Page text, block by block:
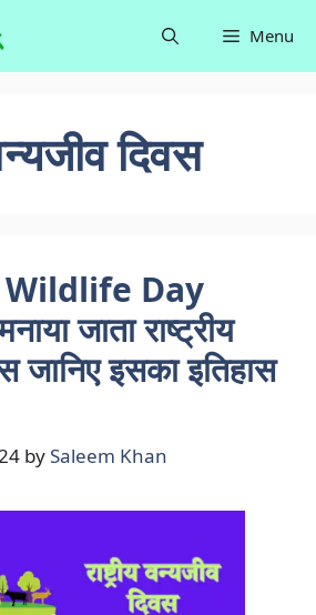
Menu
दिवस
Day
जाता राष्ट्रीय
जानिए इसका इतिहास
bySaleem Khan